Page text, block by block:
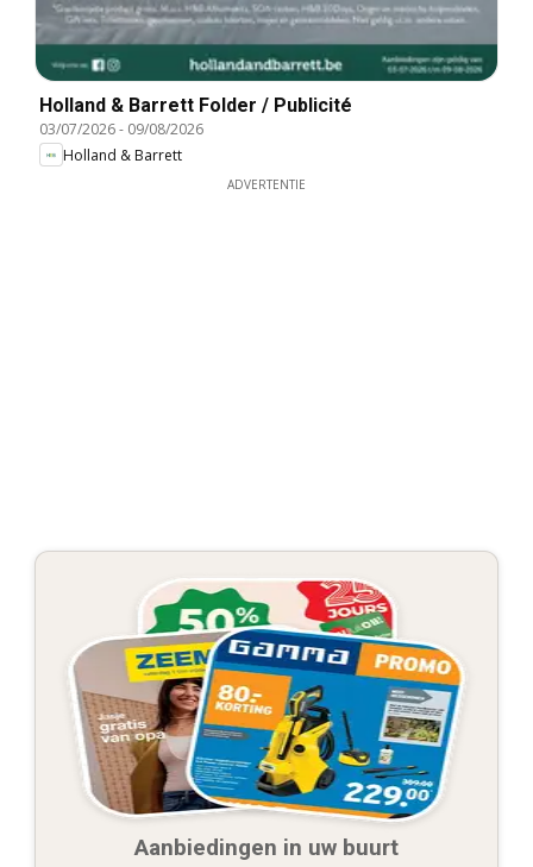
Holland & Barrett Folder / Publicité
03/07/2026- 09/08/2026
Holland & Barrett
ADVERTENTIE
Aanbiedingen in uw buurt